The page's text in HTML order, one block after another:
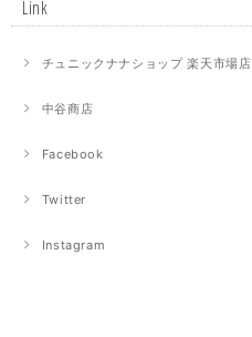
Link
チュニックナナショップ 楽天市場店
中谷商店
Facebook
Twitter
Instagram